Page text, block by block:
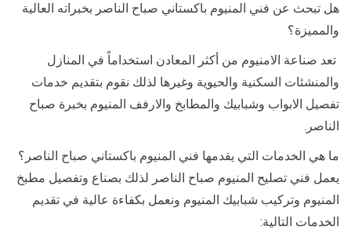
هل تبحث عن فني المنيوم باكستاني صباح الناصر بخبراته العالية
والمميزة؟
تعد صناعة الامنيوم من أكثر المعادن استخداماً في المنازل
والمنشئات السكنية والحيوية وغيرها لذلك نقوم بتقديم خدمات
تفصيل الابواب وشبابيك والمطابخ والارفف المنيوم بخبرة صباح
الناصر.
ما هي الخدمات التي يقدمها فني المنيوم باكستاني صباح الناصر؟
يعمل فني تصليح المنيوم صباح الناصر لذلك بصناع وتفصيل مطبخ
المنيوم وتركيب شبابيك المنيوم ونعمل بكفاءة عالية في تقديم
الخدمات التالية: